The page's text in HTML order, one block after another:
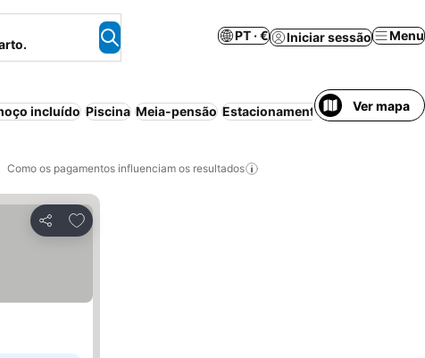
PT · € Iniciar sessão Menu
incluído Piscina Meia-pensão Estacionamento Piscina interior
Ver mapa
Como os pagamentos influenciam os resultados
Partilhar
Adicionar aos favoritos